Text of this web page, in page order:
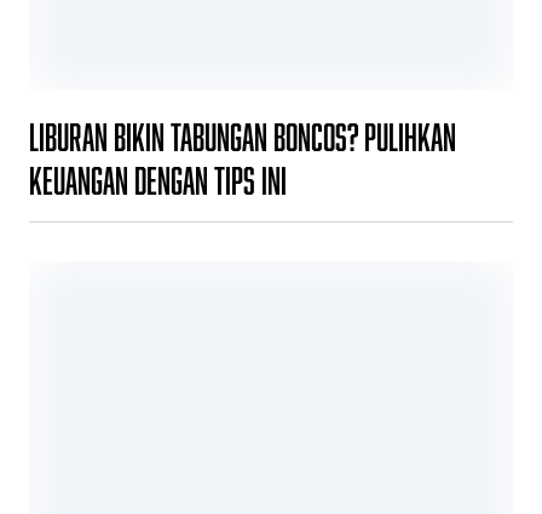
Liburan Bikin Tabungan Boncos? Pulihkan
Keuangan dengan Tips Ini